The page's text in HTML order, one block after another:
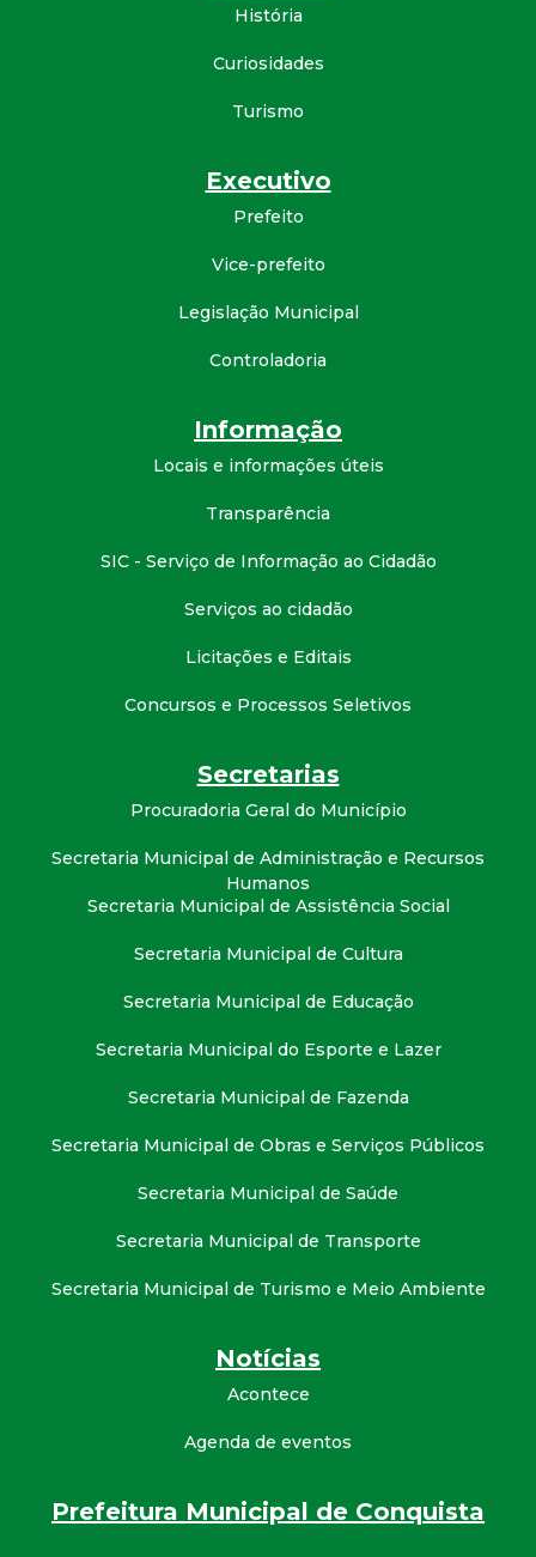
História
Curiosidades
Turismo
Executivo
Prefeito
Vice-prefeito
Legislação Municipal
Controladoria
Informação
Locais e informações úteis
Transparência
SIC - Serviço de Informação ao Cidadão
Serviços ao cidadão
Licitações e Editais
Concursos e Processos Seletivos
Secretarias
Procuradoria Geral do Município
Secretaria Municipal de Administração e Recursos
Humanos
Secretaria Municipal de Assistência Social
Secretaria Municipal de Cultura
Secretaria Municipal de Educação
Secretaria Municipal do Esporte e Lazer
Secretaria Municipal de Fazenda
Secretaria Municipal de Obras e Serviços Públicos
Secretaria Municipal de Saúde
Secretaria Municipal de Transporte
Secretaria Municipal de Turismo e Meio Ambiente
Notícias
Acontece
Agenda de eventos
Prefeitura Municipal de Conquista